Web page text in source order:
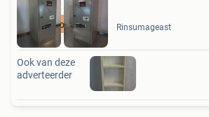
Koopje Rinsumageast
Ook van deze
adverteerder